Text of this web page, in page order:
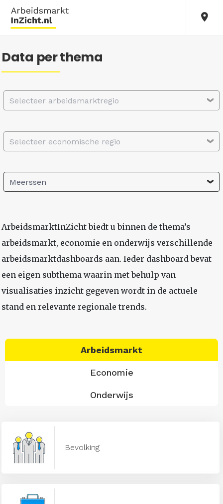
Data per thema
Selecteer arbeidsmarktregio
Selecteer economische regio
Meerssen
ArbeidsmarktInZicht biedt u binnen de thema’s
arbeidsmarkt, economie en onderwijs verschillende
arbeidsmarktdashboards aan. Ieder dashboard bevat
een eigen subthema waarin met behulp van
visualisaties inzicht gegeven wordt in de actuele
stand en relevante regionale trends.
Arbeidsmarkt
Economie
Onderwijs
Bevolking